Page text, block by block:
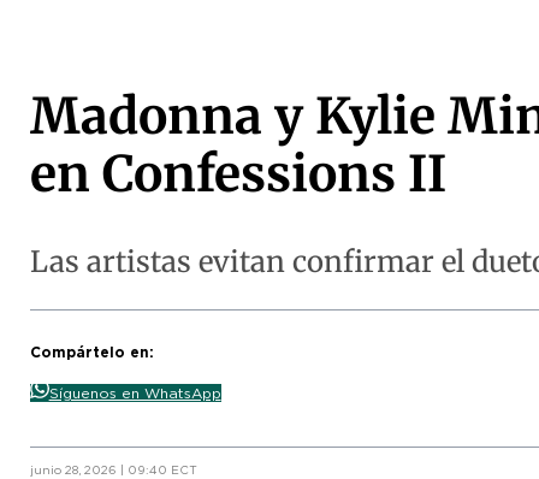
Madonna y Kylie
en Confessions II
Las artistas evitan confirmar el
Compártelo en:
Síguenos en WhatsApp
junio 28, 2026 | 09:40 ECT